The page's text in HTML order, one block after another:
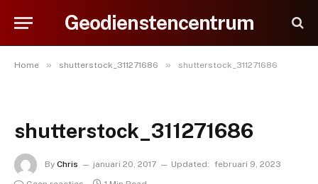
Geodienstencentrum
Home » shutterstock_311271686 » shutterstock_311271686
shutterstock_311271686
By Chris januari 20, 2017 Updated: februari 9, 2023